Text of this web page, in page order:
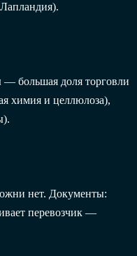
— большая доля торговли
химия и целлюлоза),
нет. Документы:
перевозчик —